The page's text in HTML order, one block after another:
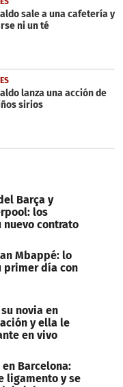
sale a una cafetería y
ni un té
lanza una acción de
sirios
Barça y
los
contrato
Mbappé: lo
primer día con
novia en
y ella le
en vivo
Barcelona:
ligamento y se